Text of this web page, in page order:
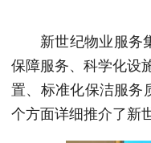
新世纪物业服务
保障服务、科学化设
置、标准化保洁服务
个方面详细推介了新